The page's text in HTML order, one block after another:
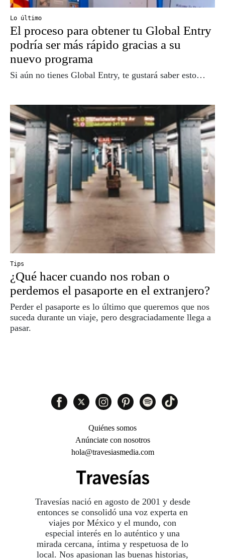
Lo último
El proceso para obtener tu Global Entry
podría ser más rápido gracias a su
nuevo programa
Si aún no tienes Global Entry, te gustará saber esto…
Tips
¿Qué hacer cuando nos roban o
perdemos el pasaporte en el extranjero?
Perder el pasaporte es lo último que queremos que nos
suceda durante un viaje, pero desgraciadamente llega a
pasar.
Travesías nació en agosto de 2001 y desde
entonces se consolidó una voz experta en
viajes por México y el mundo, con
especial interés en lo auténtico y una
mirada cercana, íntima y respetuosa de lo
local. Nos apasionan las buenas historias,
Quiénes somos
Anúnciate con nosotros
hola@travesiasmedia.com